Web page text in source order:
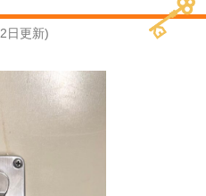
日更新)